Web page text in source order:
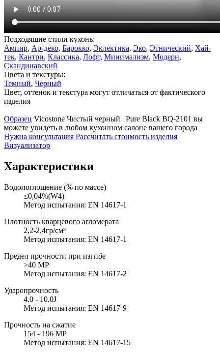
Подходящие стили кухонь:
Ампир, Ар-деко, Барокко, Эклектика, Эко, Этнический, Хай-
тек, Кантри, Классика, Лофт, Минимализм, Модерн,
Скандинавский
Цвета и текстуры:
Темный, Черный
Цвет, оттенок и текстура могут отличаться от фактического
изделия
Образец Vicostone Чистый черный | Pure Black BQ-2101 вы
можете увидеть в любом кухонном салоне вашего города
Нужна консультация Рассчитать стоимость изделия
Визуализатор
Характеристики
Водопоглощение (% по массе)
≤0,04%(W4)
Метод испытания: EN 14617-1
Плотность кварцевого агломерата
2,2-2,4гр/см³
Метод испытания: EN 14617-1
Предел прочности при изгибе
>40 MP
Метод испытания: EN 14617-2
Ударопрочность
4.0 - 10.0J
Метод испытания: EN 14617-9
Прочность на сжатие
154 - 196 MP
Метод испытания: EN 14617-15